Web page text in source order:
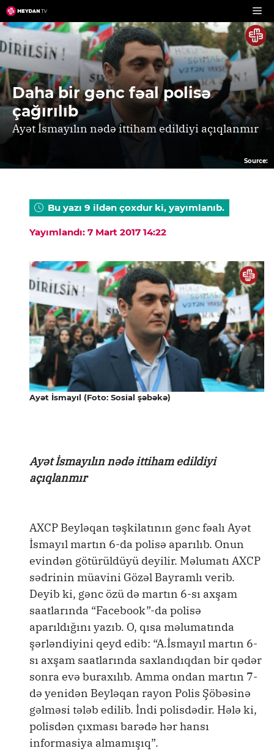
Skip
to
content
Daha bir gənc fəal polisə
çağırılıb
Ayət İsmayılın nədə ittiham edildiyi açıqlanmır
Source:
Bu yazı 9 ildən çoxdur ki, yayımlanıb.
Yayımlandı: 7 Mart 2017 14:22
Ayət İsmayıl (Foto: Sosial şəbəkə)
Ayət İsmayılın nədə ittiham edildiyi
açıqlanmır
AXCP Beyləqan təşkilatının gənc fəalı Ayət
İsmayıl martın 6-da polisə aparılıb. Onun
evindən götürüldüyü deyilir. Məlumatı AXCP
sədrinin müavini Gözəl Bayramlı verib.
Deyib ki, gənc özü də martın 6-sı axşam
saatlarında “Facebook”-da polisə
aparıldığını yazıb. O, qısa məlumatında
şərləndiyini qeyd edib: “A.İsmayıl martın 6-
sı axşam saatlarında saxlandıqdan bir qədər
sonra evə buraxılıb. Amma ondan martın 7-
də yenidən Beyləqan rayon Polis Şöbəsinə
gəlməsi tələb edilib. İndi polisdədir. Hələ ki,
polisdən çıxması barədə hər hansı
informasiya almamışıq”.